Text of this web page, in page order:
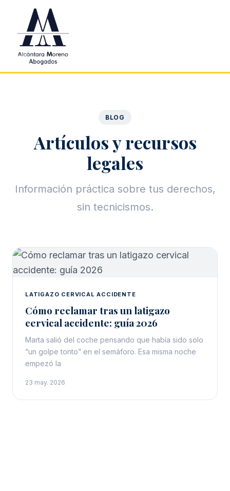
Saltar al contenido principal
BLOG
Artículos y recursos
legales
Información práctica sobre tus derechos,
sin tecnicismos.
LATIGAZO CERVICAL ACCIDENTE
Cómo reclamar tras un latigazo
cervical accidente: guía 2026
Marta salió del coche pensando que había sido solo
“un golpe tonto” en el semáforo. Esa misma noche
empezó la
23 may. 2026